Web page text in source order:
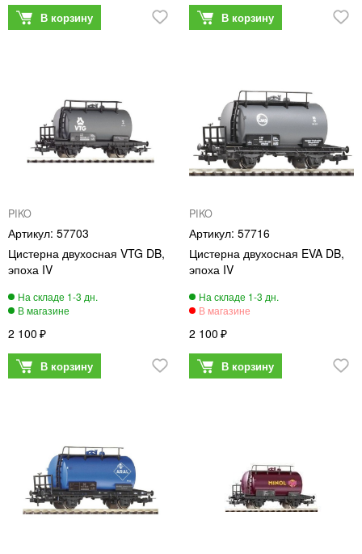
PIKO
57703
Цистерна двухосная VTG DB,
эпоха IV
2 100
PIKO
57716
Цистерна двухосная EVA DB,
эпоха IV
2 100